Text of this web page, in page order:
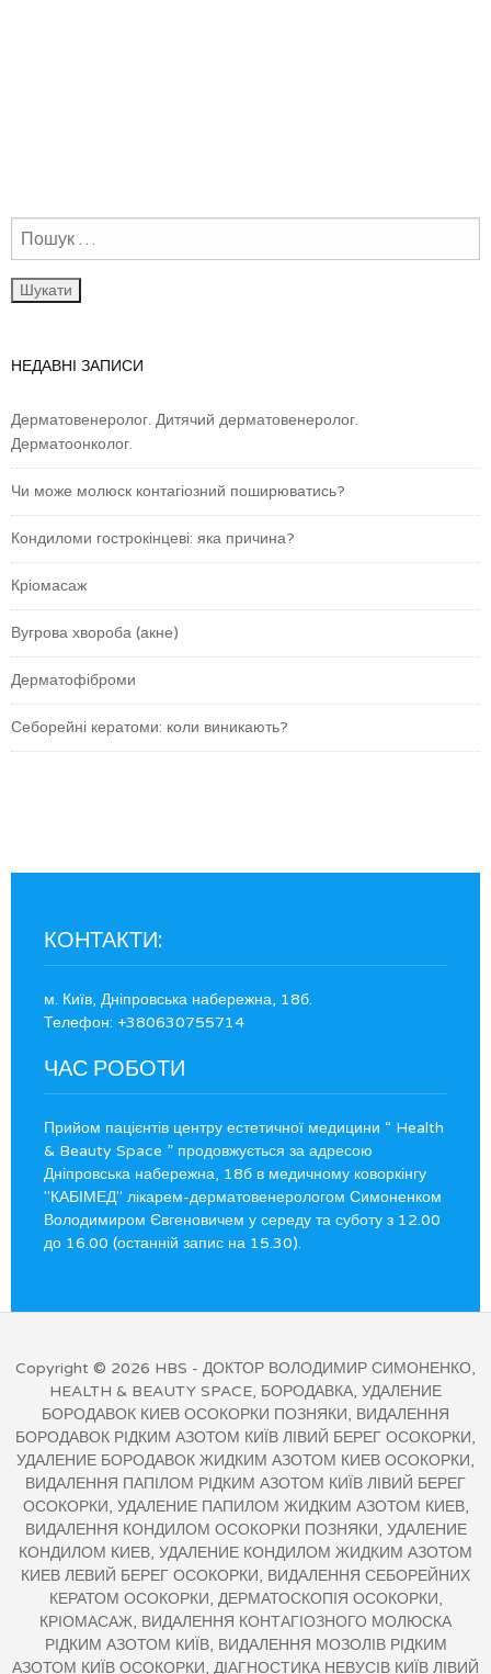
НЕДАВНІ ЗАПИСИ
Дерматовенеролог. Дитячий дерматовенеролог.
Дерматоонколог.
Чи може молюск контагіозний поширюватись?
Кондиломи гострокінцеві: яка причина?
Кріомасаж
Вугрова хвороба (акне)
Дерматофіброми
Себорейні кератоми: коли виникають?
КОНТАКТИ:
м. Київ, Дніпровська набережна, 18б.
Телефон: +380630755714
ЧАС РОБОТИ
Прийом пацієнтів центру естетичної медицини “ Health
& Beauty Space ” продовжується за адресою
Дніпровська набережна, 18б в медичному коворкінгу
"КАБІМЕД" лікарем-дерматовенерологом Симоненком
Володимиром Євгеновичем у середу та суботу з 12.00
до 16.00 (останній запис на 15.30).
Copyright © 2026 HBS - ДОКТОР ВОЛОДИМИР СИМОНЕНКО,
HEALTH & BEAUTY SPACE, БОРОДАВКА, УДАЛЕНИЕ
БОРОДАВОК КИЕВ ОСОКОРКИ ПОЗНЯКИ, ВИДАЛЕННЯ
БОРОДАВОК РІДКИМ АЗОТОМ КИЇВ ЛІВИЙ БЕРЕГ ОСОКОРКИ,
УДАЛЕНИЕ БОРОДАВОК ЖИДКИМ АЗОТОМ КИЕВ ОСОКОРКИ,
ВИДАЛЕННЯ ПАПІЛОМ РІДКИМ АЗОТОМ КИЇВ ЛІВИЙ БЕРЕГ
ОСОКОРКИ, УДАЛЕНИЕ ПАПИЛОМ ЖИДКИМ АЗОТОМ КИЕВ,
ВИДАЛЕННЯ КОНДИЛОМ ОСОКОРКИ ПОЗНЯКИ, УДАЛЕНИЕ
КОНДИЛОМ КИЕВ, УДАЛЕНИЕ КОНДИЛОМ ЖИДКИМ АЗОТОМ
КИЕВ ЛЕВИЙ БЕРЕГ ОСОКОРКИ, ВИДАЛЕННЯ СЕБОРЕЙНИХ
КЕРАТОМ ОСОКОРКИ, ДЕРМАТОСКОПІЯ ОСОКОРКИ,
КРІОМАСАЖ, ВИДАЛЕННЯ КОНТАГІОЗНОГО МОЛЮСКА
РІДКИМ АЗОТОМ КИЇВ, ВИДАЛЕННЯ МОЗОЛІВ РІДКИМ
АЗОТОМ КИЇВ ОСОКОРКИ, ДІАГНОСТИКА НЕВУСІВ КИЇВ ЛІВИЙ